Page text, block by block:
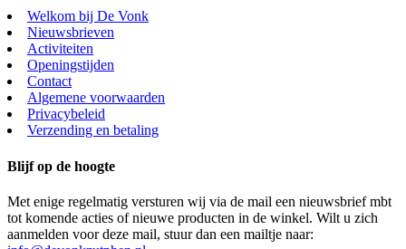
Welkom bij De Vonk
Nieuwsbrieven
Activiteiten
Openingstijden
Contact
Algemene voorwaarden
Privacybeleid
Verzending en betaling
Blijf op de hoogte
Met enige regelmatig versturen wij via de mail een nieuwsbrief mbt
tot komende acties of nieuwe producten in de winkel. Wilt u zich
aanmelden voor deze mail, stuur dan een mailtje naar: